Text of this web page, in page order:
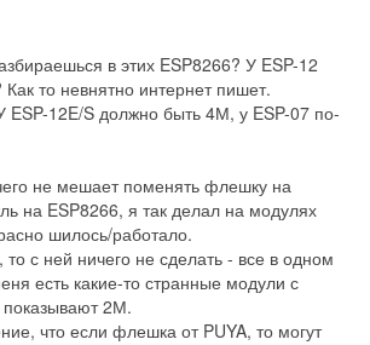
в этих ESP8266? У ESP-12
то невнятно интернет пишет.
ESP-12E/S должно быть 4М, у ESP-07 по-
не мешает поменять флешку на
на ESP8266, я так делал на модулях
шилось/работало.
с ней ничего не сделать - все в одном
есть какие-то странные модули с
показывают 2М.
что если флешка от PUYA, то могут